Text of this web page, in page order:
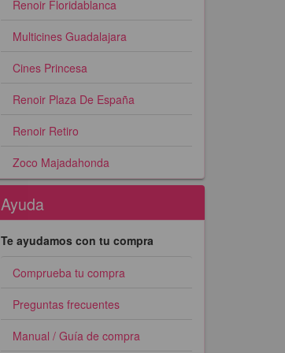
Renoir Floridablanca
Multicines Guadalajara
Cines Princesa
Renoir Plaza De España
Renoir Retiro
Zoco Majadahonda
Ayuda
Te ayudamos con tu compra
Comprueba tu compra
Preguntas frecuentes
Manual / Guía de compra